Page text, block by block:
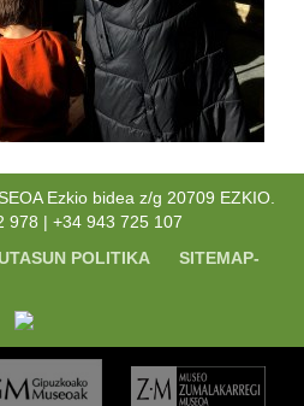
Ezkio bidea z/g 20709 EZKIO.
978 | +34 943 725 107
POLITIKA
SITEMAP-